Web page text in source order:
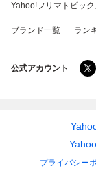
Yahoo!フリマトピック
ブランド一覧 ラン
公式アカウント
プライバシー